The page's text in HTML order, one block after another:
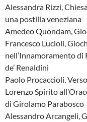
Alessandra Rizzi,
una postilla veneziana
Amedeo Quondam,
Francesco Lucioli,
nell’Innamoramento
de’ Renaldini
Paolo Procaccioli,
Lorenzo Spirito
di Girolamo Parabosco
Alessandro Arcangeli,